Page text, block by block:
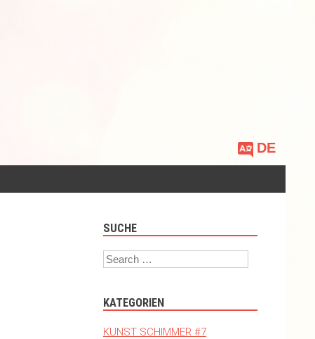
Sprache
auswählen
SUCHE
Search
KATEGORIEN
KUNST SCHIMMER #7